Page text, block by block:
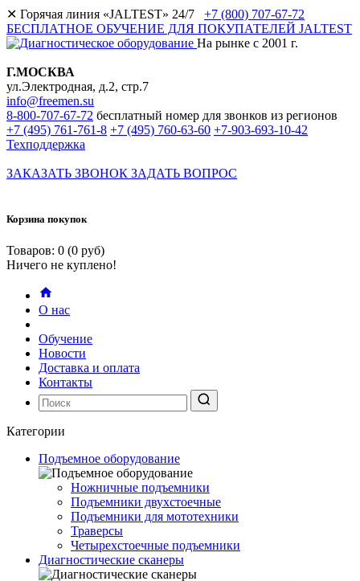
✕ Горячая линия «JALTEST» 24/7 +7 (800) 707-67-72
БЕСПЛАТНОЕ ОБУЧЕНИЕ ДЛЯ ПОКУПАТЕЛЕЙ JALTEST
На рынке с 2001 г.
Г.МОСКВА
ул.Электродная, д.2, стр.7
info@freemen.su
8-800-707-67-72 бесплатный номер для звонков из регионов
+7 (495) 761-761-8 +7 (495) 760-63-60 +7-903-693-10-42
Техподдержка
ЗАКАЗАТЬ ЗВОНОК ЗАДАТЬ ВОПРОС
Корзина покупок
Товаров: 0 (0 руб)
Ничего не куплено!
О нас
Обучение
Новости
Доставка и оплата
Контакты
Категории
Подъемное оборудование
Ножничные подъемники
Подъемники двухстоечные
Подъемники для мототехники
Траверсы
Четырехстоечные подъемники
Диагностические сканеры